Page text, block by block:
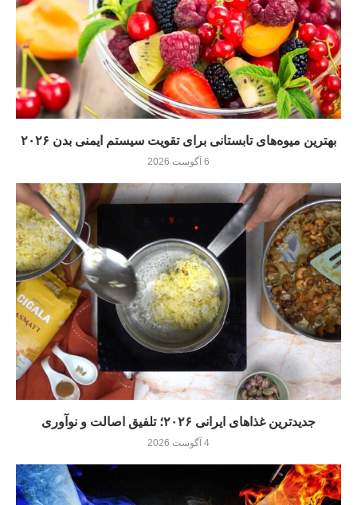
بهترین میوه‌های تابستانی برای تقویت سیستم ایمنی بدن ۲۰۲۶
6 آگوست 2026
جدیدترین غذاهای ایرانی ۲۰۲۶؛ تلفیق اصالت و نوآوری
4 آگوست 2026